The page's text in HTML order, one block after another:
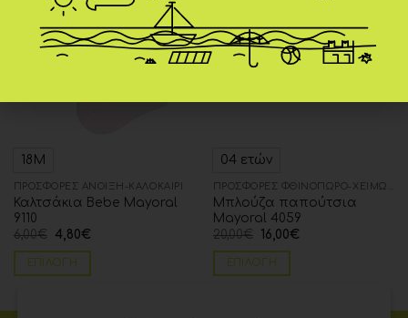
wishlist
18Μ
ΠΡΟΣΦΟΡΈΣ ΆΝΟΙΞΗ-ΚΑΛΟΚΑΊΡΙ
Καλτσάκια Bebe Mayoral
9110
6,00€ 4,80€
ΕΠΙΛΟΓΉ
04 ετών
Μπλούζα παπούτσια
Mayoral 4059
20,00€ 16,00€
ΕΠΙΛΟΓΉ